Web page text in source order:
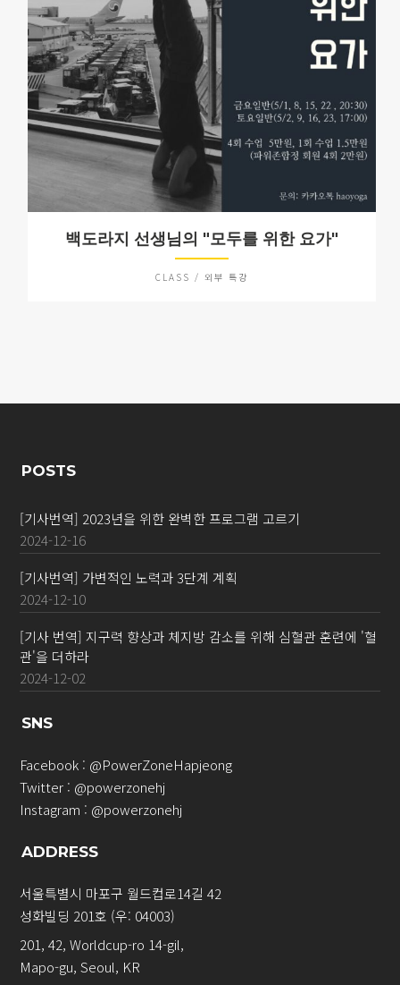
백도라지 선생님의 "모두를 위한 요가"
CLASS / 외부 특강
POSTS
[기사번역] 2023년을 위한 완벽한 프로그램 고르기
2024-12-16
[기사번역] 가변적인 노력과 3단계 계획
2024-12-10
[기사 번역] 지구력 향상과 체지방 감소를 위해 심혈관 훈련에 '혈
관'을 더하라
2024-12-02
SNS
Facebook : @PowerZoneHapjeong
Twitter : @powerzonehj
Instagram : @powerzonehj
ADDRESS
서울특별시 마포구 월드컵로14길 42
성화빌딩 201호 (우: 04003)
201, 42, Worldcup-ro 14-gil,
Mapo-gu, Seoul, KR